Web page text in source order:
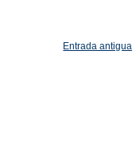
Entrada antigua